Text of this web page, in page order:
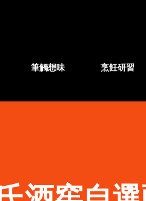
筆觸想味 烹飪研習